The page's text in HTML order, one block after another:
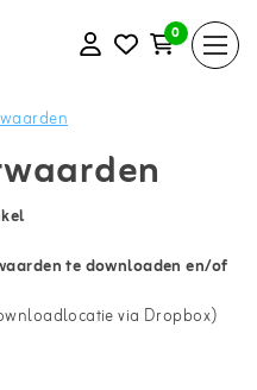
0
te downloaden en/of
via Dropbox)